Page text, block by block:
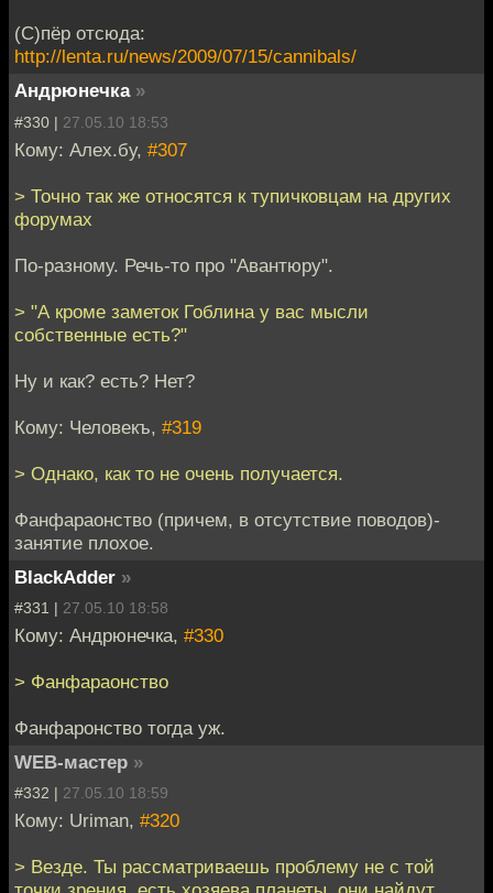
(С)пёр отсюда:
http://lenta.ru/news/2009/07/15/cannibals/
Андрюнечка »
#330 | 27.05.10 18:53
Кому: Алех.бу, #307
> Точно так же относятся к тупичковцам на других
форумах
По-разному. Речь-то про "Авантюру".
> "А кроме заметок Гоблина у вас мысли
собственные есть?"
Ну и как? есть? Нет?
Кому: Человекъ, #319
> Однако, как то не очень получается.
Фанфараонство (причем, в отсутствие поводов)-
занятие плохое.
BlackAdder »
#331 | 27.05.10 18:58
Кому: Андрюнечка, #330
> Фанфараонство
Фанфаронство тогда уж.
WEB-мастер »
#332 | 27.05.10 18:59
Кому: Uriman, #320
> Везде. Ты рассматриваешь проблему не с той